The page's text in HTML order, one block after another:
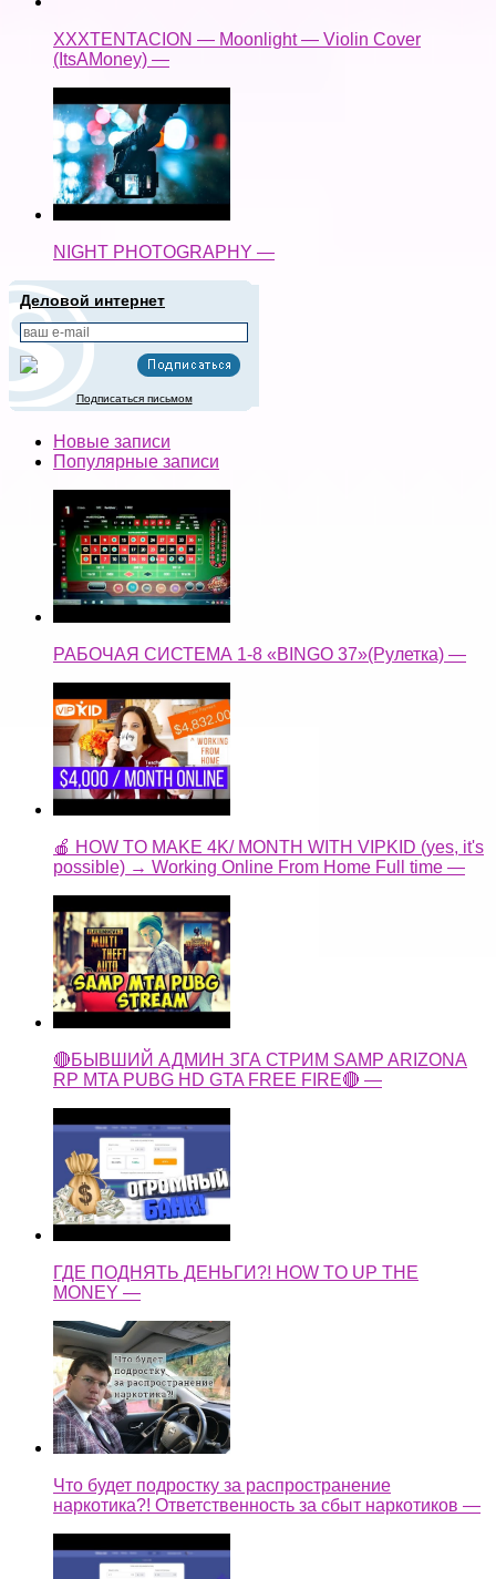
XXXTENTACION — Moonlight — Violin Cover
(ItsAMoney) —
NIGHT PHOTOGRAPHY —
Деловой интернет
Подписаться письмом
Новые записи
Популярные записи
РАБОЧАЯ СИСТЕМА 1-8 «BINGO 37»(Рулетка) —
🍎 HOW TO MAKE 4K/ MONTH WITH VIPKID (yes, it's
possible) → Working Online From Home Full time —
🔴БЫВШИЙ АДМИН ЗГА СТРИМ SAMP ARIZONA
RP MTA PUBG HD GTA FREE FIRE🔴 —
ГДЕ ПОДНЯТЬ ДЕНЬГИ?! HOW TO UP THE
MONEY —
Что будет подростку за распространение
наркотика?! Ответственность за сбыт наркотиков —